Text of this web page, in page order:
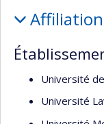
Université
Université